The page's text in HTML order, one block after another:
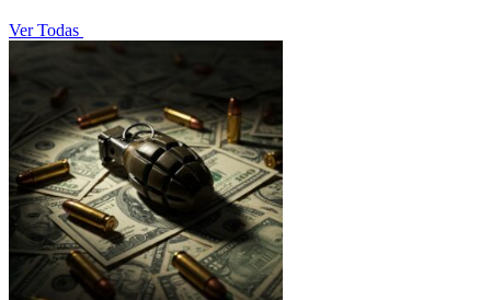
Ver Todas